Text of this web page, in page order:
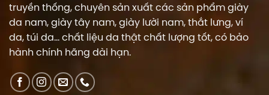
truyền thống, chuyên sản xuất các sản phẩm giày
da nam, giày tây nam, giày lười nam, thắt lưng, ví
da, túi da... chất liệu da thật chất lượng tốt, có bảo
hành chính hãng dài hạn.